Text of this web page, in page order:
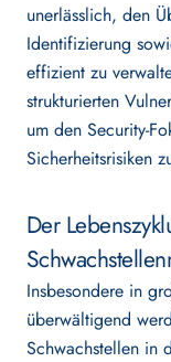
unerlässlich, den
Identifizierung
effizient zu
strukturierten
um den Security-
Sicherheitsrisiken
Der
Insbesondere in
überwältigend
Schwachstellen in
CRA
Blog